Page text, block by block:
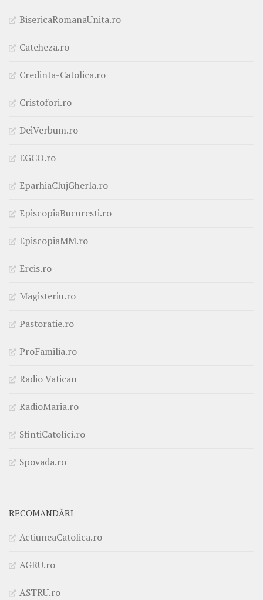
BisericaRomanaUnita.ro
Cateheza.ro
Credinta-Catolica.ro
Cristofori.ro
DeiVerbum.ro
EGCO.ro
EparhiaClujGherla.ro
EpiscopiaBucuresti.ro
EpiscopiaMM.ro
Ercis.ro
Magisteriu.ro
Pastoratie.ro
ProFamilia.ro
Radio Vatican
RadioMaria.ro
SfintiCatolici.ro
Spovada.ro
RECOMANDĂRI
ActiuneaCatolica.ro
AGRU.ro
ASTRU.ro